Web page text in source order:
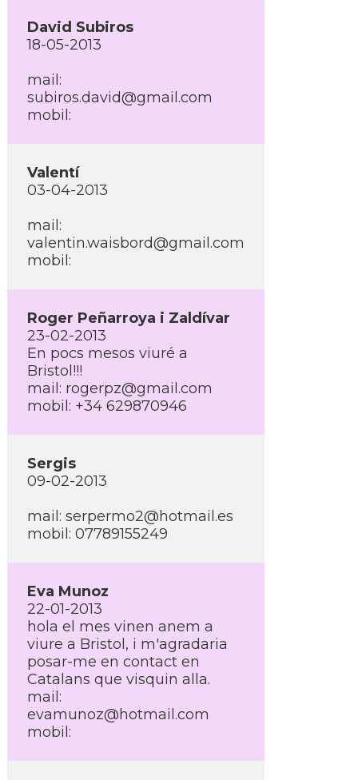
David Subiros
18-05-2013
mail:
subiros.david@gmail.com
mobil:
Valentí­
03-04-2013
mail:
valentin.waisbord@gmail.com
mobil:
Roger Peñarroya i Zaldí­var
23-02-2013
En pocs mesos viuré a
Bristol!!!
mail: rogerpz@gmail.com
mobil: +34 629870946
Sergis
09-02-2013
mail: serpermo2@hotmail.es
mobil: 07789155249
Eva Munoz
22-01-2013
hola el mes vinen anem a
viure a Bristol, i m'agradaria
posar-me en contact en
Catalans que visquin alla.
mail:
evamunoz@hotmail.com
mobil: